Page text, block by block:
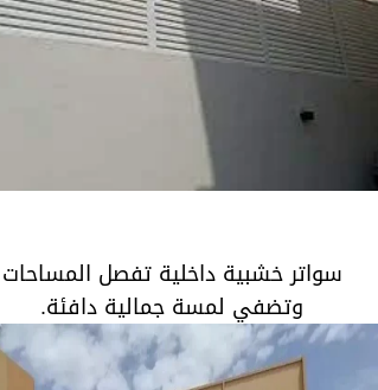
سواتر خشبية داخلية تفصل المساحات
وتضفي لمسة جمالية دافئة.